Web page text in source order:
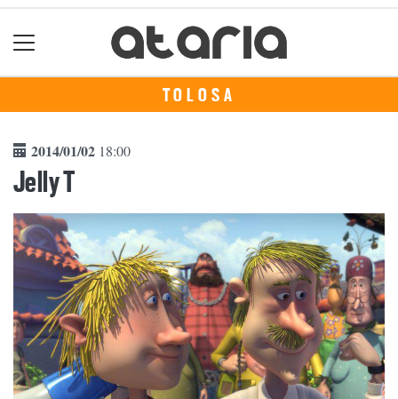
TOLOSA
2014/01/02 18:00
Jelly T